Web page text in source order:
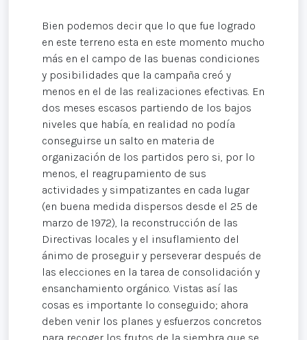
Bien podemos decir que lo que fue logrado
en este terreno esta en este momento mucho
más en el campo de las buenas condiciones
y posibilidades que la campaña creó y
menos en el de las realizaciones efectivas. En
dos meses escasos partiendo de los bajos
niveles que había, en realidad no podía
conseguirse un salto en materia de
organización de los partidos pero si, por lo
menos, el reagrupamiento de sus
actividades y simpatizantes en cada lugar
(en buena medida dispersos desde el 25 de
marzo de 1972), la reconstrucción de las
Directivas locales y el insuflamiento del
ánimo de proseguir y perseverar después de
las elecciones en la tarea de consolidación y
ensanchamiento orgánico. Vistas así las
cosas es importante lo conseguido; ahora
deben venir los planes y esfuerzos concretos